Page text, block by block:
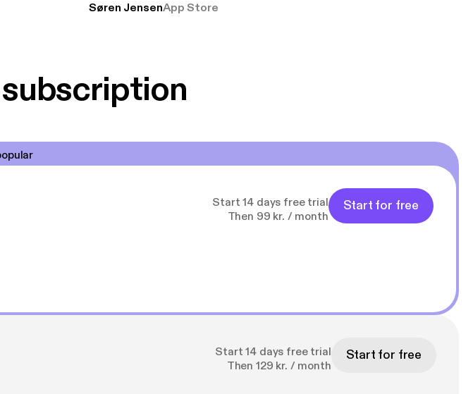
ikke andet så udelukkende pga
Søren JensenApp Store
Start 14 days free trial
Then 99 kr. / month
Start for free
Start 14 days free trial
Then 129 kr. / month
Start for free